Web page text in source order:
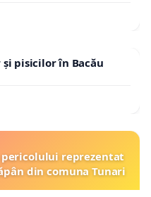
pisicilor în Bacău
reprezentat
din comuna Tunari